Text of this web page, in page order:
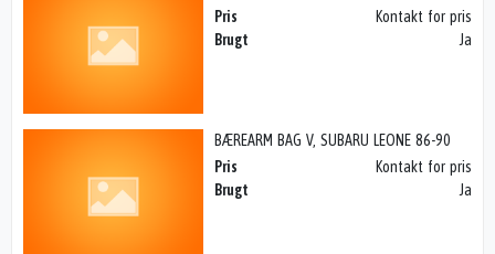
Pris
Kontakt for pris
Brugt
Ja
BÆREARM BAG V, SUBARU LEONE 86-90
Pris
Kontakt for pris
Brugt
Ja